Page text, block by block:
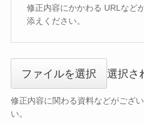
修正内容にかかわる URLなど
添えください。
ファイルを選択 選択さ
修正内容に関わる資料などがござ
い。